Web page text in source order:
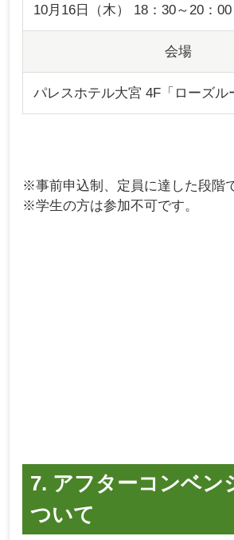
10月16日（木） 18：30～20：00
会場
パレスホテル大宮 4F「ローズル
※事前申込制、定員に達した段階
※学生の方は参加不可です。
7. アフターコンベン
ついて